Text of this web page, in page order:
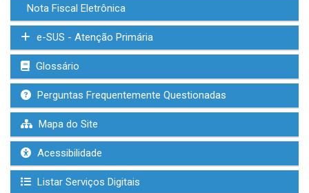
Nota Fiscal Eletrônica
e-SUS - Atenção Primária
Glossário
Perguntas Frequentemente Questionadas
Mapa do Site
Acessibilidade
Listar Serviços Digitais